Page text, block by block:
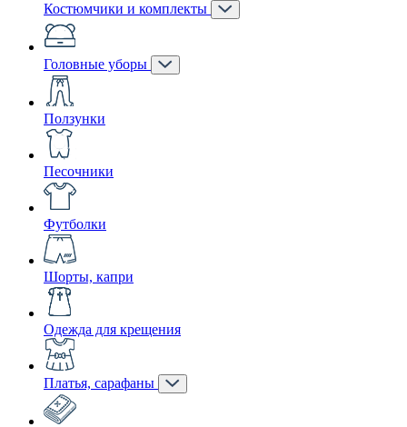
Костюмчики и комплекты
Головные уборы
Ползунки
Песочники
Футболки
Шорты, капри
Одежда для крещения
Платья, сарафаны